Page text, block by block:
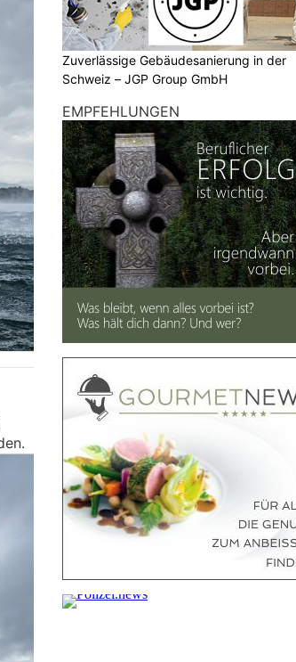
Zuverlässige Gebäudesanierung in der
Schweiz – JGP Group GmbH
EMPFEHLUNGEN